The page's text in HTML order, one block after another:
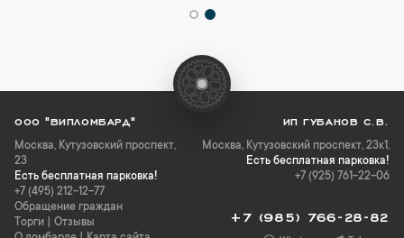
ООО "ВИПЛОМБАРД"
Москва, Кутузовский проспект,
23
Есть бесплатная парковка!
+7 (495) 212-12-77
Обращение граждан
Торги
Отзывы
ИП ГУБАНОВ С.В.
Москва, Кутузовский проспект, 23к1,
Есть бесплатная парковка!
+7 (925) 761-22-06
+7 (985) 766-28-82